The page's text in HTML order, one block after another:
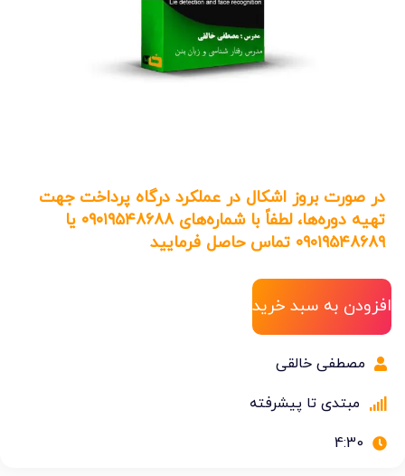
در صورت بروز اشکال در عملکرد درگاه پرداخت جهت
تهیه دوره‌ها، لطفاً با شماره‌های ۰۹۰۱۹۵۴۸۶۸۸ یا
۰۹۰۱۹۵۴۸۶۸۹ تماس حاصل فرمایید
افزودن به سبد خرید
مصطفی خالقی
مبتدی تا پیشرفته
4:30